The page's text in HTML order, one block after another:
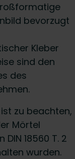
bevorzugt
Kleber
sind den
des
zu beachten,
Mörtel
18560 T. 2
wurden.